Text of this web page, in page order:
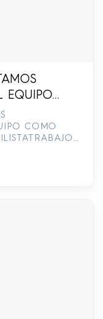
EQUIPO
DE
A
6931
COMO